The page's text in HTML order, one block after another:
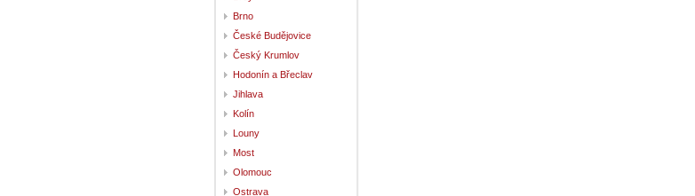
Brno
České Budějovice
Český Krumlov
Hodonín a Břeclav
Jihlava
Kolín
Louny
Most
Olomouc
Ostrava